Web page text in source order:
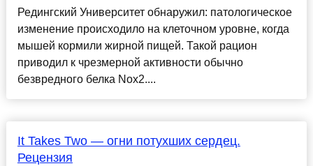
Редингский Университет обнаружил: патологическое
изменение происходило на клеточном уровне, когда
мышей кормили жирной пищей. Такой рацион
приводил к чрезмерной активности обычно
безвредного белка Nox2....
It Takes Two — огни потухших сердец.
Рецензия